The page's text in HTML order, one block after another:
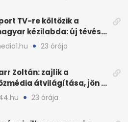
TV-re költözik a
kézilabda: új tévés
23 órája
Zoltán: zajlik a
átvilágítása, jön a
véleményezés
23 órája